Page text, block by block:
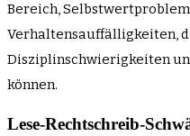
Bereich,
Verhaltensauffälligkeiten,
Disziplinschwierigkeiten
können.
Lese-Rechtschreib-